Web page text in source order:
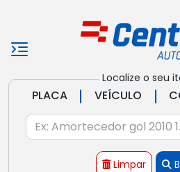
Localize o seu
PLACA | VEÍCULO |
Limpar